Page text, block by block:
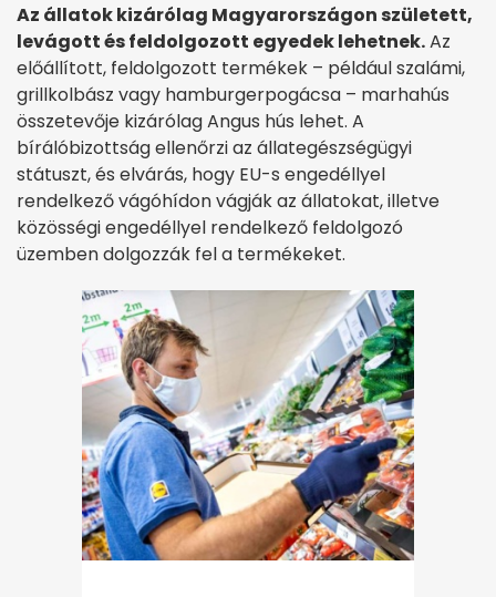
Az állatok kizárólag Magyarországon született,
levágott és feldolgozott egyedek lehetnek.Az
előállított, feldolgozott termékek – például szalámi,
grillkolbász vagy hamburgerpogácsa – marhahús
összetevője kizárólag Angus hús lehet. A
bírálóbizottság ellenőrzi az állategészségügyi
státuszt, és elvárás, hogy EU-s engedéllyel
rendelkező vágóhídon vágják az állatokat, illetve
közösségi engedéllyel rendelkező feldolgozó
üzemben dolgozzák fel a termékeket.